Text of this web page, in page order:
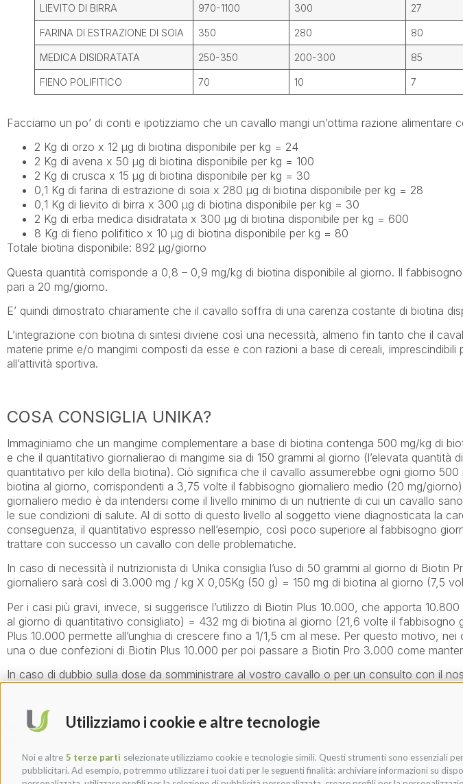
Utilizziamo i cookie e altre tecnologie
Noi e altre 5 terze parti selezionate utilizziamo cookie e tecnologie simili. Questi strumenti sono essenziali
pubblicitari. Ad esempio, potremmo utilizzare i tuoi dati per le seguenti finalità: archiviare informazioni su
LIEVITO DI BIRRA 970-1100 300 27
FARINA DI ESTRAZIONE DI SOIA 350 280 80
MEDICA DISIDRATATA 250-350 200-300 85
FIENO POLIFITICO 70 10 7
Facciamo un po’ di conti e ipotizziamo che un cavallo mangi un’ottima razione alimentare
2 Kg di orzo x 12 µg di biotina disponibile per kg = 24
2 Kg di avena x 50 µg di biotina disponibile per kg = 100
2 Kg di crusca x 15 µg di biotina disponibile per kg = 30
0,1 Kg di farina di estrazione di soia x 280 µg di biotina disponibile per kg = 28
0,1 Kg di lievito di birra x 300 µg di biotina disponibile per kg = 30
2 Kg di erba medica disidratata x 300 µg di biotina disponibile per kg = 600
8 Kg di fieno polifitico x 10 µg di biotina disponibile per kg = 80
Totale biotina disponibile: 892 µg/giorno
Questa quantità corrisponde a 0,8 – 0,9 mg/kg di biotina disponibile al giorno. Il
pari a 20 mg/giorno.
E’ quindi dimostrato chiaramente che il cavallo soffra di una carenza costante di biotina
L’integrazione con biotina di sintesi diviene così una necessità, almeno fin tanto che il
materie prime e/o mangimi composti da esse e con razioni a base di cereali, imprescindibili
all’attività sportiva.
COSA CONSIGLIA UNIKA?
Immaginiamo che un mangime complementare a base di biotina contenga 500 mg/kg di
e che il quantitativo giornalierao di mangime sia di 150 grammi al giorno (l’elevata quantità
quantitativo per kilo della biotina). Ciò significa che il cavallo assumerebbe ogni giorno
biotina al giorno, corrispondenti a 3,75 volte il fabbisogno giornaliero medio (20 mg/
giornaliero medio è da intendersi come il livello minimo di un nutriente di cui un cavallo
le sue condizioni di salute. Al di sotto di questo livello al soggetto viene diagnosticata la
conseguenza, il quantitativo espresso nell’esempio, così poco superiore al fabbisogno
trattare con successo un cavallo con delle problematiche.
In caso di necessità il nutrizionista di Unika consiglia l’uso di 50 grammi al giorno di Biotin
giornaliero sarà così di 3.000 mg / kg X 0,05Kg (50 g) = 150 mg di biotina al giorno (7,5
Per i casi più gravi, invece, si suggerisce l’utilizzo di Biotin Plus 10.000, che apporta
al giorno di quantitativo consigliato) = 432 mg di biotina al giorno (21,6 volte il fabbisogno
Plus 10.000 permette all’unghia di crescere fino a 1/1,5 cm al mese. Per questo motivo,
una o due confezioni di Biotin Plus 10.000 per poi passare a Biotin Pro 3.000 come
In caso di dubbio sulla dose da somministrare al vostro cavallo o per un consulto con il
Categorie: Nutrizione
PRECEDENTE